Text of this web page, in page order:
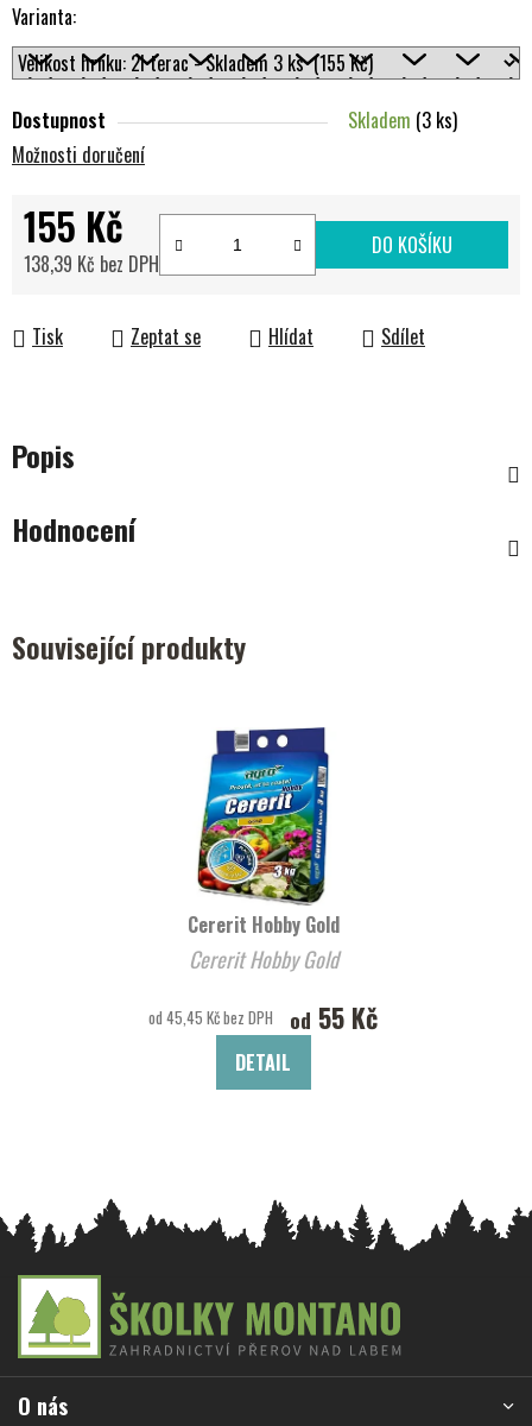
Varianta:
Dostupnost Skladem (3 ks)
Možnosti doručení
155 Kč
138,39 Kč bez DPH
DO KOŠÍKU
Tisk Zeptat se Hlídat Sdílet
Popis
Hodnocení
Související produkty
Cererit Hobby Gold
Cererit Hobby Gold
od 45,45 Kč bez DPH od 55 Kč
DETAIL
a
O nás